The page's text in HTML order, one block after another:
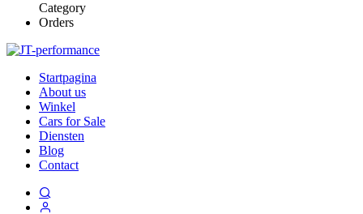
Category
Orders
Startpagina
About us
Winkel
Cars for Sale
Diensten
Blog
Contact